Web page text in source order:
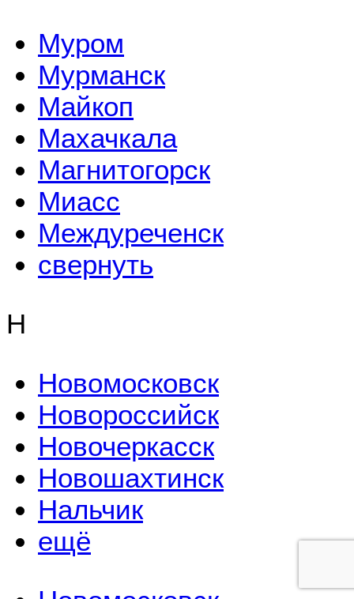
Муром
Мурманск
Майкоп
Махачкала
Магнитогорск
Миасс
Междуреченск
свернуть
Н
Новомосковск
Новороссийск
Новочеркасск
Новошахтинск
Нальчик
ещё